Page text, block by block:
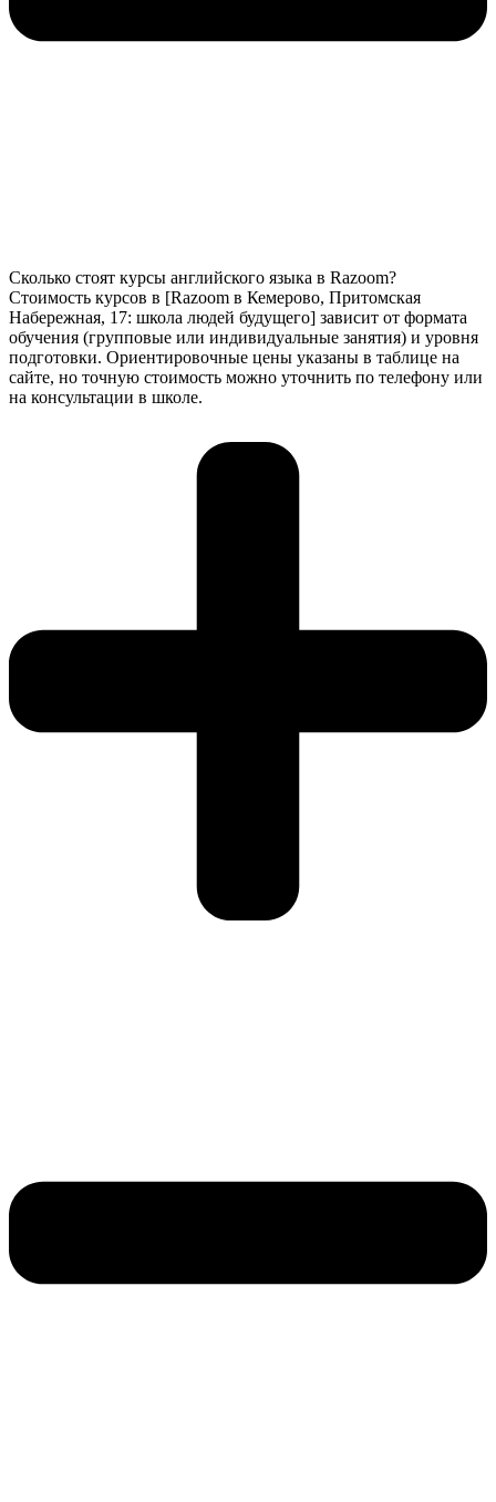
Сколько стоят курсы английского языка в Razoom?
Стоимость курсов в [Razoom в Кемерово, Притомская
Набережная, 17: школа людей будущего] зависит от формата
обучения (групповые или индивидуальные занятия) и уровня
подготовки. Ориентировочные цены указаны в таблице на
сайте, но точную стоимость можно уточнить по телефону или
на консультации в школе.